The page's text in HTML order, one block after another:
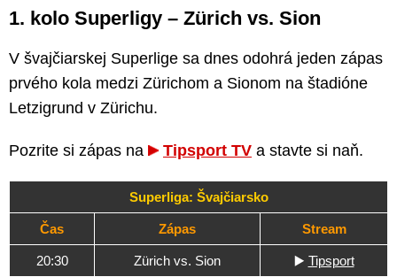
1. kolo Superligy – Zürich vs. Sion
V švajčiarskej Superlige sa dnes odohrá jeden zápas
prvého kola medzi Zürichom a Sionom na štadióne
Letzigrund v Zürichu.
Pozrite si zápas na Tipsport TV a stavte si naň.
Superliga: Švajčiarsko
Čas Zápas Stream
20:30 Zürich vs. Sion ▶️ Tipsport